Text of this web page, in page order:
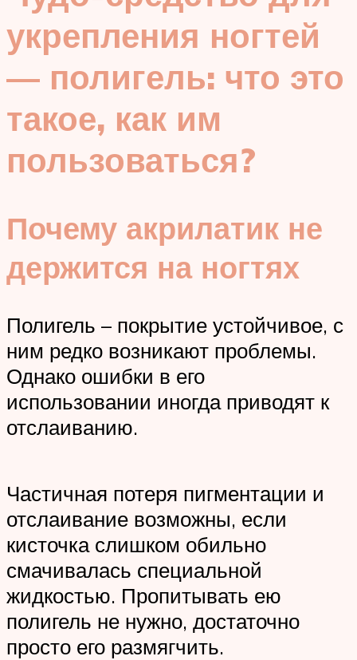
укрепления ногтей
— полигель: что это
такое, как им
пользоваться?
Почему акрилатик не
держится на ногтях
Полигель – покрытие устойчивое, с
ним редко возникают проблемы.
Однако ошибки в его
использовании иногда приводят к
отслаиванию.
Частичная потеря пигментации и
отслаивание возможны, если
кисточка слишком обильно
смачивалась специальной
жидкостью. Пропитывать ею
полигель не нужно, достаточно
просто его размягчить.